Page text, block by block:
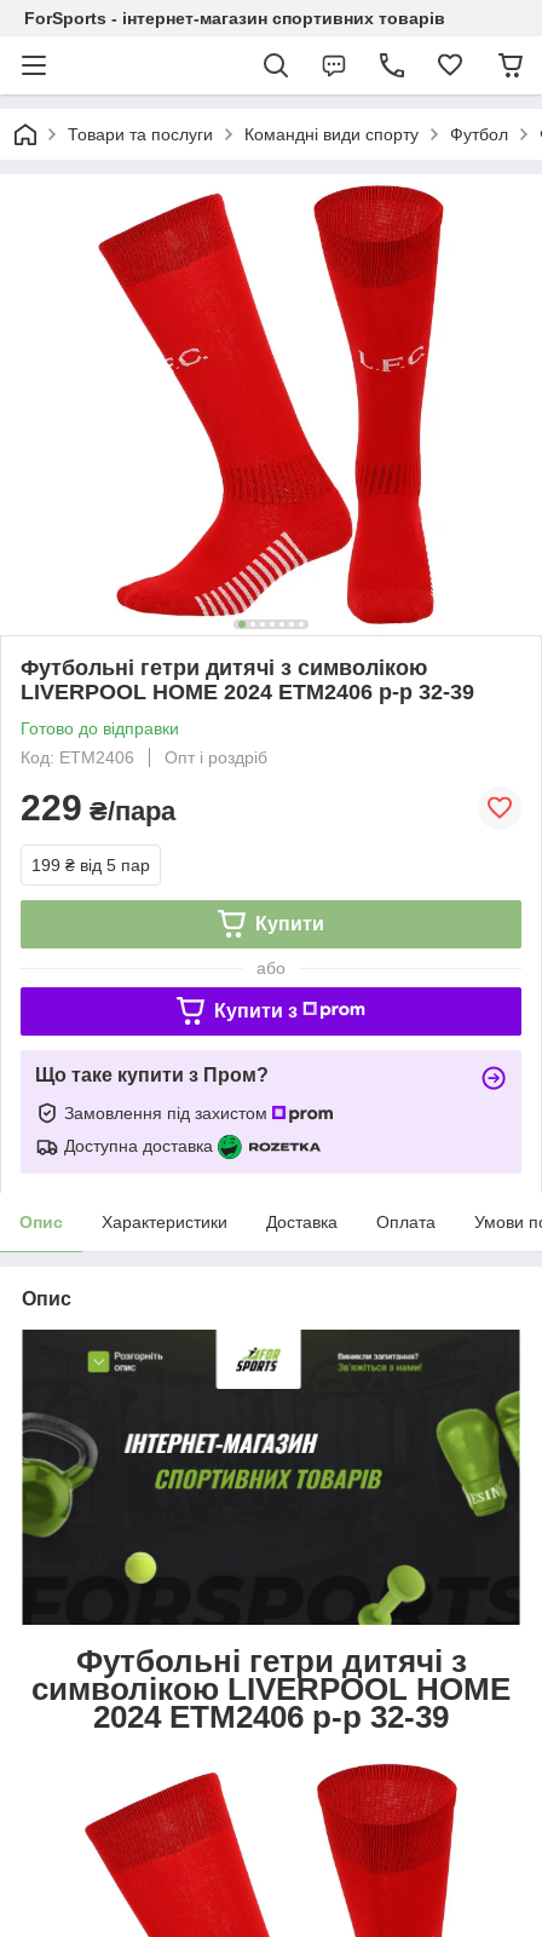
ForSports - інтернет-магазин спортивних товарів
Товари та послуги Командні види спорту Футбол
Футбольні гетри дитячі з символікою
LIVERPOOL HOME 2024 ETM2406 р-р 32-39
Готово до відправки
Код: ETM2406
Опт і роздріб
229 ₴/пара
199 ₴ від 5 пар
Купити
або
Купити з
Що таке купити з Пром?
Замовлення під захистом
Доступна доставка
Опис Характеристики Доставка Оплата Умови
Опис
Футбольні гетри дитячі з
символікою LIVERPOOL HOME
2024 ETM2406 р-р 32-39